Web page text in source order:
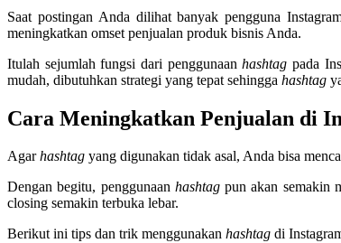
Saat postingan Anda dilihat banyak pengguna
meningkatkan omset penjualan produk bisnis Anda.
Itulah sejumlah fungsi dari penggunaanhashtag pada
mudah, dibutuhkan strategi yang tepat sehingga hashtag
Cara Meningkatkan Penjualan di
Agarhashtag yang digunakan tidak asal, Anda bisa
Dengan begitu, penggunaan hashtagpun akan semakin
closing semakin terbuka lebar.
Berikut ini tips dan trik menggunakan hashtag di